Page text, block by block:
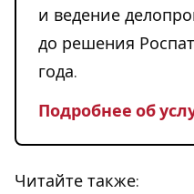
и ведение
до решения
года.
Подробнее об
Читайте также: